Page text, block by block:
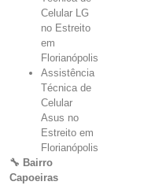
Celular LG
no Estreito
em
Florianópolis
Assistência
Técnica de
Celular
Asus no
Estreito em
Florianópolis
🔧 Bairro
Capoeiras